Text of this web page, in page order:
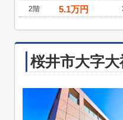
2階
5.1万円
桜井市大字